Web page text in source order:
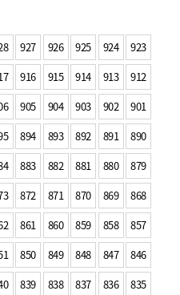
927 926 925 924
923
916 915 914 913
912
905 904 903 902
901
894 893 892 891
890
883 882 881 880
879
872 871 870 869
868
861 860 859 858
857
850 849 848 847
846
839 838 837 836
835